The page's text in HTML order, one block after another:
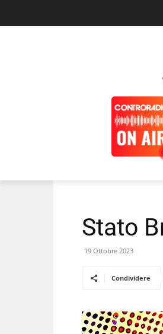
Stato
19 Ottobre 2023
Condividere